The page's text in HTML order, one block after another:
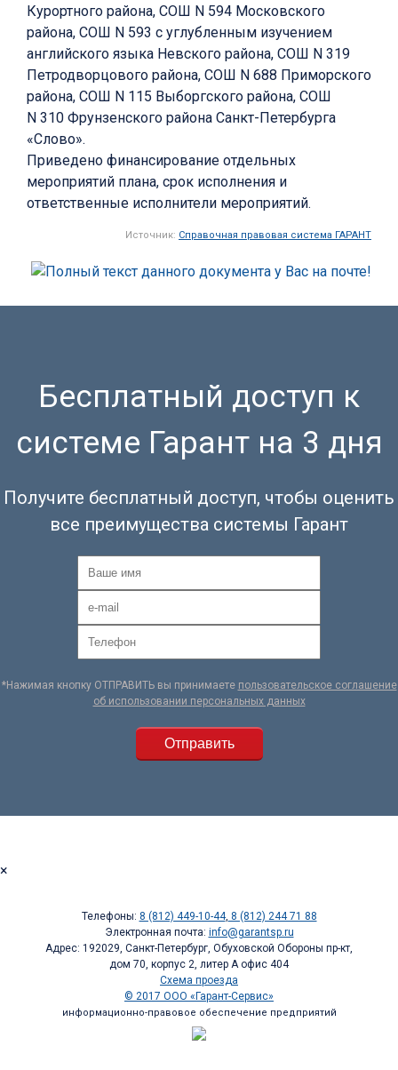
Курортного района, СОШ N 594 Московского
района, СОШ N 593 с углубленным изучением
английского языка Невского района, СОШ N 319
Петродворцового района, СОШ N 688 Приморского
района, СОШ N 115 Выборгского района, СОШ
N 310 Фрунзенского района Санкт-Петербурга
«Слово».
Приведено финансирование отдельных
мероприятий плана, срок исполнения и
ответственные исполнители мероприятий.
Источник: Справочная правовая система ГАРАНТ
Бесплатный доступ к
системе Гарант на 3 дня
Получите бесплатный доступ, чтобы оценить
все преимущества системы Гарант
*Нажимая кнопку ОТПРАВИТЬ вы принимаете пользовательское соглашение
об использовании персональных данных
×
Телефоны: 8 (812) 449-10-44, 8 (812) 244 71 88
Электронная почта: info@garantsp.ru
Адрес: 192029, Санкт-Петербург, Обуховской Обороны пр-кт,
дом 70, корпус 2, литер А офис 404
Схема проезда
© 2017 ООО «Гарант-Сервис»
информационно-правовое обеспечение предприятий